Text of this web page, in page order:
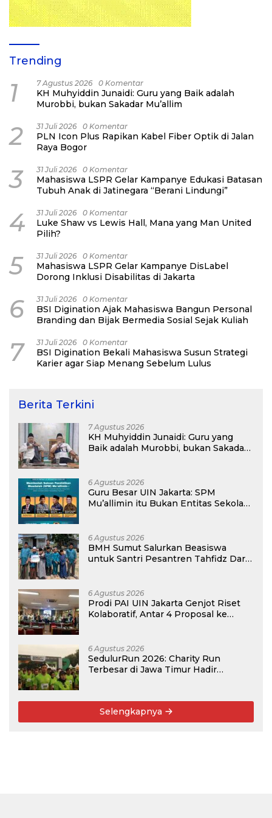
Trending
1 7 Agustus 2026 0 Komentar
KH Muhyiddin Junaidi: Guru yang Baik adalah
Murobbi, bukan Sakadar Mu’allim
2 31 Juli 2026 0 Komentar
PLN Icon Plus Rapikan Kabel Fiber Optik di Jalan
Raya Bogor
3 31 Juli 2026 0 Komentar
Mahasiswa LSPR Gelar Kampanye Edukasi Batasan
Tubuh Anak di Jatinegara “Berani Lindungi”
4 31 Juli 2026 0 Komentar
Luke Shaw vs Lewis Hall, Mana yang Man United
Pilih?
5 31 Juli 2026 0 Komentar
Mahasiswa LSPR Gelar Kampanye DisLabel
Dorong Inklusi Disabilitas di Jakarta
6 31 Juli 2026 0 Komentar
BSI Digination Ajak Mahasiswa Bangun Personal
Branding dan Bijak Bermedia Sosial Sejak Kuliah
7 31 Juli 2026 0 Komentar
BSI Digination Bekali Mahasiswa Susun Strategi
Karier agar Siap Menang Sebelum Lulus
Berita Terkini
7 Agustus 2026
KH Muhyiddin Junaidi: Guru yang
Baik adalah Murobbi, bukan Sakadar
6 Agustus 2026
Guru Besar UIN Jakarta: SPM
Mu’allimin itu Bukan Entitas Sekolah
6 Agustus 2026
BMH Sumut Salurkan Beasiswa
untuk Santri Pesantren Tahfidz Darul
6 Agustus 2026
Prodi PAI UIN Jakarta Genjot Riset
Kolaboratif, Antar 4 Proposal ke
6 Agustus 2026
SedulurRun 2026: Charity Run
Terbesar di Jawa Timur Hadir
Guru Honorer
Selengkapnya